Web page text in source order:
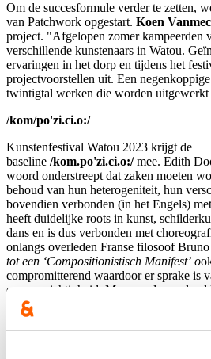
Om de succesformule verder te zetten,
van Patchwork opgestart. Koen
project. "Afgelopen zomer kampeerden
verschillende kunstenaars in Watou.
ervaringen in het dorp en tijdens het
projectvoorstellen uit. Een
twintigtal werken die worden uitgewerkt
/kom/po'zi.ci.o:/
Kunstenfestival Watou 2023 krijgt de
baseline /kom.po'zi.ci.o:/mee. Edith
woord onderstreept dat zaken moeten
behoud van hun heterogeniteit, hun
bovendien verbonden (in het Engels) met
heeft duidelijke roots in kunst,
dans en is dus verbonden met
onlangs overleden Franse filosoof
tot een ‘Compositionistisch Manifest’ o
compromitterend waardoor er sprake is
en voorzichtigheid. Maar verder
ecologische verantwoorde compost en
verschillende onzichtbare elementen.
sprake van een zeker risico, het kan